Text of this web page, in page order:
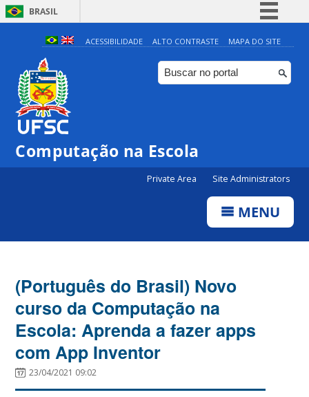
BRASIL
Simplifique!
Comunica BR
Participe
ACESSIBILIDADE ALTO CONTRASTE MAPA DO SITE
Computação na Escola
Private Area Site Administrators
MENU
(Português do Brasil) Novo
curso da Computação na
Escola: Aprenda a fazer apps
com App Inventor
23/04/2021 09:02